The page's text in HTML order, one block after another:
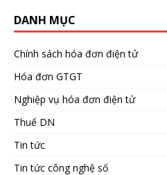
DANH MỤC
Chính sách hóa đơn điện tử
Hóa đơn GTGT
Nghiệp vụ hóa đơn điện tử
Thuế DN
Tin tức
Tin tức công nghệ số